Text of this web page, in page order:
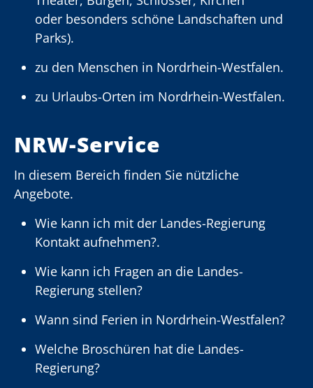
oder besonders schöne Landschaften und
Parks).
zu den Menschen in Nordrhein-Westfalen.
zu Urlaubs-Orten im Nordrhein-Westfalen.
NRW-Service
In diesem Bereich finden Sie nützliche
Angebote.
Wie kann ich mit der Landes-Regierung
Kontakt aufnehmen?.
Wie kann ich Fragen an die Landes-
Regierung stellen?
Wann sind Ferien in Nordrhein-Westfalen?
Welche Broschüren hat die Landes-
Regierung?